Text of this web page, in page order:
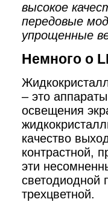
высокое
передовые
упрощенные
Немного о
– это
освещения
качество
контрастной,
эти
светодиодной
трехцветной.